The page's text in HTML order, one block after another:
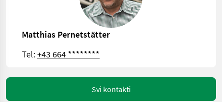
Matthias Pernetstätter
Tel:+43 664 ********
Svi kontakti